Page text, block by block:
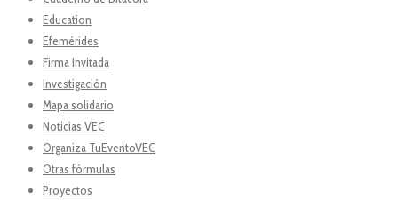
Education
Efemérides
Firma Invitada
Investigación
Mapa solidario
Noticias VEC
Organiza TuEventoVEC
Otras fórmulas
Proyectos